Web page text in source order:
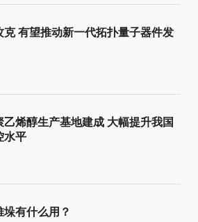
有望推动新一代拓扑量子器件发
烯醇生产基地建成 大幅提升我国
水平
垛有什么用？